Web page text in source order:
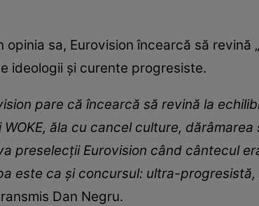
sa, Eurovision încearcă să revină
ideologii și curente progresiste.
pare că încearcă să revină la
ăla cu cancel culture,
preselecții Eurovision când cântecul
este ca și concursul: ultra-
Dan Negru.